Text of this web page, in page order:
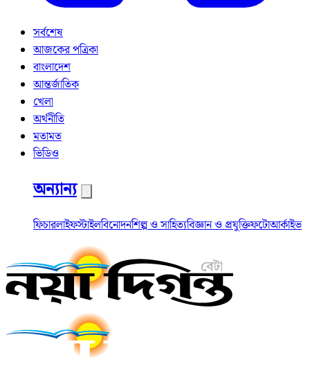
সর্বশেষ
আজকের পত্রিকা
বাংলাদেশ
আন্তর্জাতিক
খেলা
অর্থনীতি
মতামত
ভিডিও
অন্যান্য
ফিচারলাইফস্টাইলবিনোদনশিল্প ও সাহিত্যবিজ্ঞান ও প্রযুক্তিফটোআর্কাইভ